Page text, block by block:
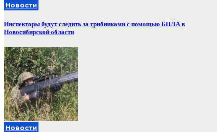
Новости
Инспекторы будут следить за грибниками с помощью БПЛА в
Новосибирской области
Новости